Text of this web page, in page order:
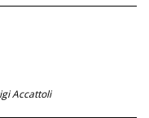
Accattoli